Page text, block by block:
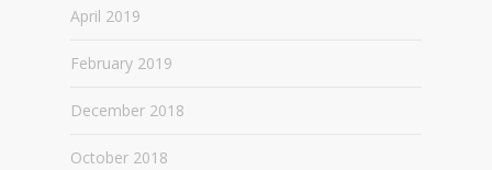
April 2019
February 2019
December 2018
October 2018